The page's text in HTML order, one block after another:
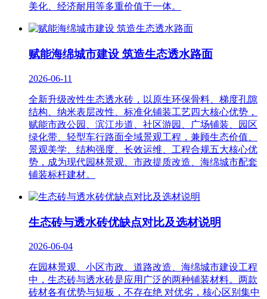
美化、经济耐用等多重价值于一体。
赋能海绵城市建设 筑造生态透水路面
2026-06-11
全新升级改性生态透水砖，以原生环保骨料、梯度孔隙
结构、纳米表层改性、标准化铺装工艺四大核心优势，
赋能市政公园、滨江步道、社区游园、广场铺装、园区
绿化带、轻型车行路面全域景观工程，兼顾生态价值、
景观美学、结构强度、长效运维、工程合规五大核心优
势，成为现代园林景观、市政提质改造、海绵城市配套
铺装标杆建材。
生态砖与透水砖优缺点对比及选材说明
2026-06-04
在园林景观、小区市政、道路改造、海绵城市建设工程
中，生态砖与透水砖是应用广泛的两种铺装材料。两款
砖材各有优势与短板，不存在绝 对优劣，核心区别集中